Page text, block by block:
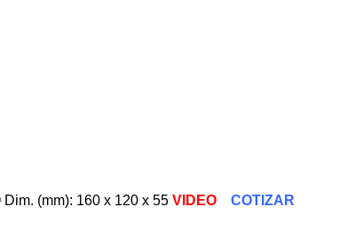
(mm): 160 x 120 x 55 VIDEO COTIZAR